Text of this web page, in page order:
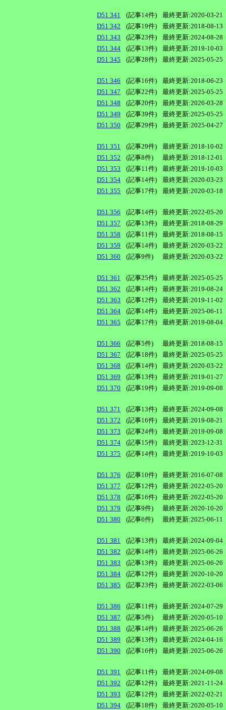
D51 341 (記事14件)
最終更新:2020-03-21
D51 342
(記事19件)
最終更新:2018-08-13
D51 343
(記事23件)
最終更新:2024-08-28
D51 344
(記事13件)
最終更新:2019-10-03
D51 345
(記事28件) 最終更新:2025-05-25
D51 346 (記事16件)
最終更新:2018-06-23
D51 347
(記事22件)
最終更新:2025-05-25
D51 348
(記事20件)
最終更新:2026-03-28
D51 349
(記事39件)
最終更新:2025-05-25
D51 350
(記事29件) 最終更新:2025-04-27
D51 351 (記事29件)
最終更新:2018-10-02
D51 352
(記事8件)
最終更新:2018-12-01
D51 353
(記事11件)
最終更新:2019-10-03
D51 354
(記事14件)
最終更新:2020-03-23
D51 355
(記事17件) 最終更新:2020-03-18
D51 356 (記事14件)
最終更新:2022-05-20
D51 357
(記事13件)
最終更新:2018-08-29
D51 358
(記事11件)
最終更新:2018-08-15
D51 359
(記事14件)
最終更新:2020-03-22
D51 360
(記事9件) 最終更新:2020-03-22
D51 361 (記事25件)
最終更新:2025-05-25
D51 362
(記事14件)
最終更新:2019-08-24
D51 363
(記事12件)
最終更新:2019-11-02
D51 364
(記事14件)
最終更新:2025-06-11
D51 365
(記事17件) 最終更新:2019-08-04
D51 366 (記事5件)
最終更新:2018-08-15
D51 367
(記事18件)
最終更新:2025-05-25
D51 368
(記事14件)
最終更新:2020-03-22
D51 369
(記事13件)
最終更新:2019-01-27
D51 370
(記事19件) 最終更新:2019-09-08
D51 371 (記事13件)
最終更新:2024-09-08
D51 372
(記事16件)
最終更新:2019-08-21
D51 373
(記事24件)
最終更新:2019-09-08
D51 374
(記事15件)
最終更新:2023-12-31
D51 375
(記事14件) 最終更新:2019-10-03
D51 376 (記事10件)
最終更新:2016-07-08
D51 377
(記事12件)
最終更新:2022-05-20
D51 378
(記事16件)
最終更新:2022-05-20
D51 379
(記事9件)
最終更新:2020-10-20
D51 380
(記事6件) 最終更新:2025-06-11
D51 381 (記事13件)
最終更新:2024-09-04
D51 382
(記事14件)
最終更新:2025-06-26
D51 383
(記事13件)
最終更新:2025-06-26
D51 384
(記事12件)
最終更新:2020-10-20
D51 385
(記事23件) 最終更新:2022-03-06
D51 386 (記事11件)
最終更新:2024-07-29
D51 387
(記事5件)
最終更新:2020-05-10
D51 388
(記事14件)
最終更新:2025-06-26
D51 389
(記事13件)
最終更新:2024-04-16
D51 390
(記事16件) 最終更新:2025-06-26
D51 391 (記事11件)
最終更新:2024-09-08
D51 392
(記事12件)
最終更新:2021-11-24
D51 393
(記事12件)
最終更新:2022-02-21
D51 394
(記事18件) 最終更新:2020-05-10